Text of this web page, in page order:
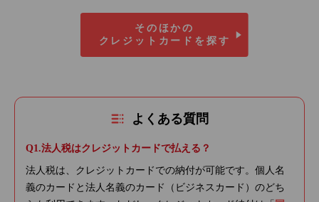
そのほかの
クレジットカードを探す
よくある質問
法人税はクレジットカードで払える？
法人税は、クレジットカードでの納付が可能です。個人名
義のカードと法人名義のカード（ビジネスカード）のどち